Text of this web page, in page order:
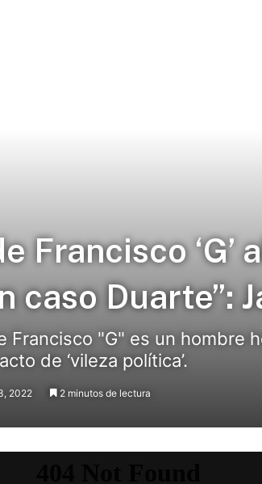
Francisco
caso Duarte”:
Francisco "G" es un
de ‘vileza política’.
2022 2 minutos de lectura